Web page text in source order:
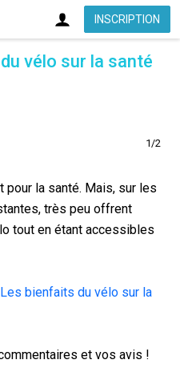
INSCRIPTION
vélo sur la santé
1/2
pour la santé. Mais, sur les
très peu offrent
tout en étant accessibles
Les bienfaits du vélo sur la
et vos avis !